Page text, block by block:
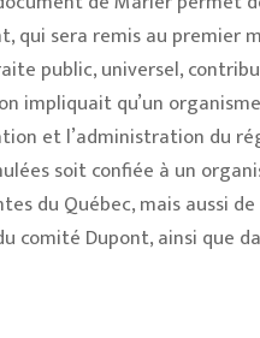
sera remis au premier
public, universel,
impliquait qu’un
et l’administration du
soit confiée à un
du Québec, mais aussi
comité Dupont, ainsi que